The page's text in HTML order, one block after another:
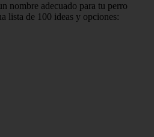
nombre adecuado para tu perro
lista de 100 ideas y opciones: